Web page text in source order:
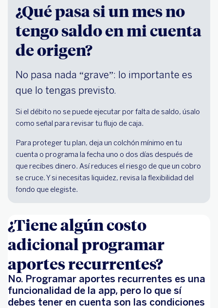
¿Qué pasa si un mes no
tengo saldo en mi cuenta
de origen?
No pasa nada “grave”: lo importante es
que lo tengas previsto.
Si el débito no se puede ejecutar por falta de saldo, úsalo
como señal para revisar tu flujo de caja.
Para proteger tu plan, deja un colchón mínimo en tu
cuenta o programa la fecha uno o dos días después de
que recibes dinero. Así reduces el riesgo de que un cobro
se cruce. Y si necesitas liquidez, revisa la flexibilidad del
fondo que elegiste.
¿Tiene algún costo
adicional programar
aportes recurrentes?
No. Programar aportes recurrentes es una
funcionalidad de la app, pero lo que sí
debes tener en cuenta son las condiciones